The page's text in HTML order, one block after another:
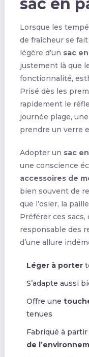
Lorsque les
de fraîcheur se
légère d’un sac
justement là que
fonctionnalité,
Prisé dès les
rapidement le
journée plage,
prendre un verre
Adopter un sac
une conscience
accessoires de
bien souvent de
que l’osier, la
Préférer ces sacs,
responsable des
d’une allure
Léger à porter
S’adapte aussi
Offre une
tenues
Fabriqué à partir
de